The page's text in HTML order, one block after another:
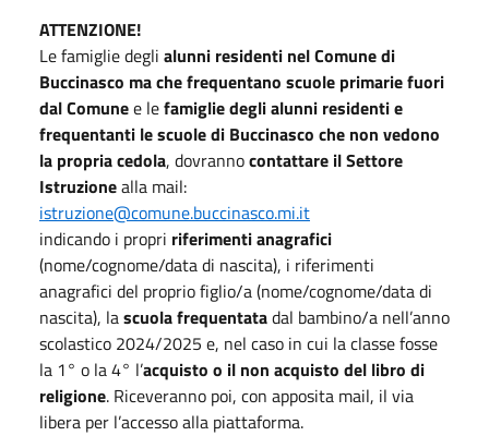
ATTENZIONE!
Le famiglie degli alunni residenti nel Comune di
Buccinasco ma che frequentano scuole primarie fuori
dal Comunee lefamiglie degli alunni residenti e
frequentanti le scuole di Buccinasco che non vedono
la propria cedola, dovrannocontattare il Settore
Istruzionealla mail:
istruzione@comune.buccinasco.mi.it
indicando i propri riferimenti anagrafici
(nome/cognome/data di nascita), i riferimenti
anagrafici del proprio figlio/a (nome/cognome/data di
nascita), lascuola frequentatadal bambino/a nell’anno
scolastico 2024/2025 e, nel caso in cui la classe fosse
la 1° o la 4° l’acquisto o il non acquisto del libro di
religione. Riceveranno poi, con apposita mail, il via
libera per l’accesso alla piattaforma.